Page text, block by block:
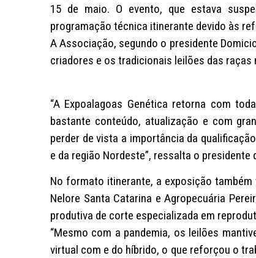
15 de maio. O evento, que estava
programação técnica itinerante devido às
A Associação, segundo o presidente
criadores e os tradicionais leilões das
“A Expoalagoas Genética retorna com
bastante conteúdo, atualização e com
perder de vista a importância da
e da região Nordeste”, ressalta o presidente
No formato itinerante, a exposição
Nelore Santa Catarina e Agropecuária
produtiva de corte especializada em
“Mesmo com a pandemia, os leilões
virtual com e do híbrido, o que reforçou o